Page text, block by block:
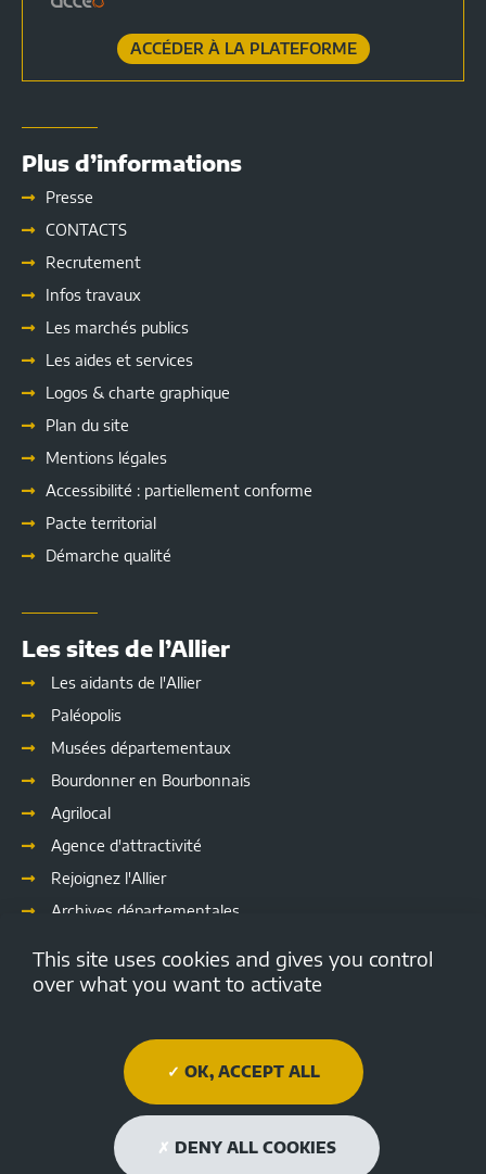
ACCÉDER À LA PLATEFORME
Plus d’informations
Presse
CONTACTS
Recrutement
Infos travaux
Les marchés publics
Les aides et services
Logos & charte graphique
Plan du site
Mentions légales
Accessibilité : partiellement conforme
Pacte territorial
Démarche qualité
Les sites de l’Allier
Les aidants de l'Allier
Paléopolis
Musées départementaux
Bourdonner en Bourbonnais
Agrilocal
Agence d'attractivité
Rejoignez l'Allier
Archives départementales
Culture
Open data de l'Allier
Médiathèque Départementale de l'Allier
Allier tourisme
This site uses cookies and gives you control
over what you want to activate
OK, ACCEPT ALL
DENY ALL COOKIES